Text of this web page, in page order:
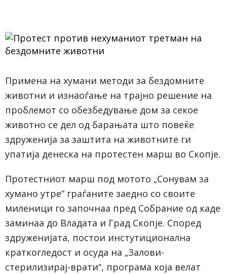
Примена на хумани методи за бездомните
животни и изнаоѓање на трајно решение на
проблемот со обезбедување дом за секое
животно се дел од барањата што повеќе
здруженија за заштита на животните ги
упатија денеска на протестен марш во Скопје.
Протестниот марш под мотото „Сонувам за
хумано утре“ граѓаните заедно со своите
миленици го започнаа пред Собрание од каде
заминаа до Владата и Град Скопје. Според
здруженијата, постои инстутиционална
краткогледост и осуда на „Залови-
стерилизирај-врати“, програма која велат